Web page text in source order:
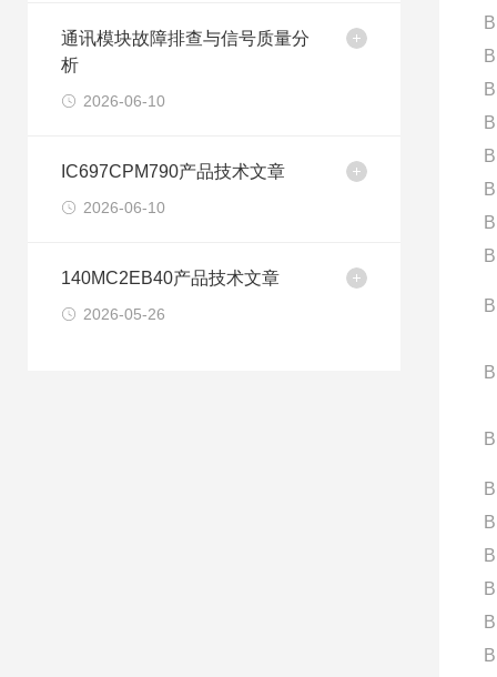
通讯模块故障排查与信号质量分
析
2026-06-10
IC697CPM790产品技术文章
2026-06-10
140MC2EB40产品技术文章
2026-05-26